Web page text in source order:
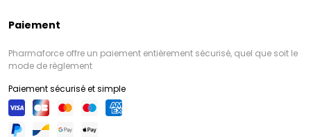
Paiement
Pharmaforce offre un paiement entièrement sécurisé, quel que soit le
mode de règlement
Paiement sécurisé et simple